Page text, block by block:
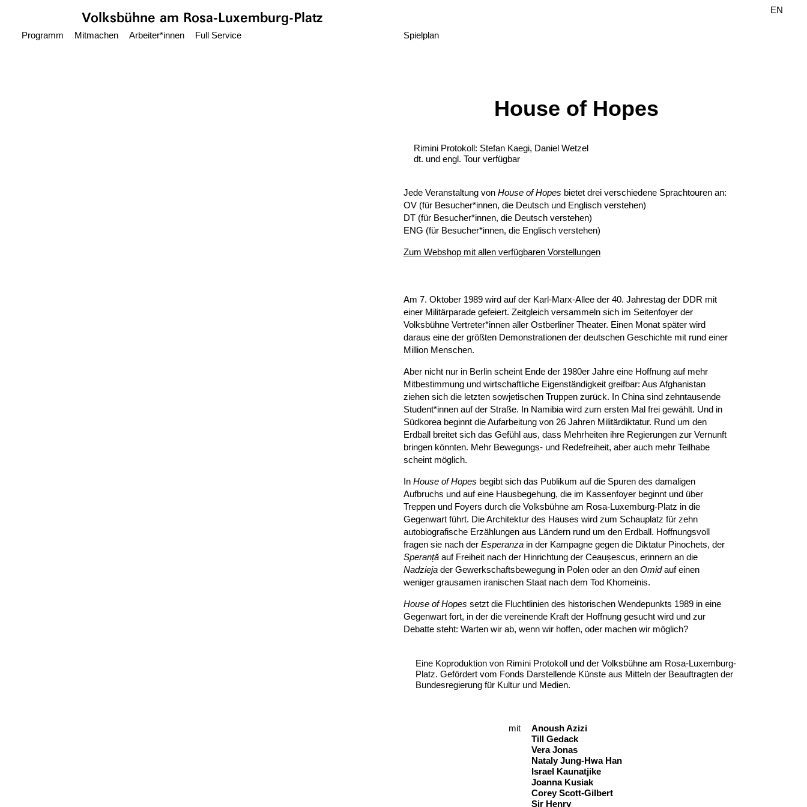
Volksbühne am Rosa-Luxemburg-Platz
Programm Mitmachen Arbeiter*innen Full Service Spielplan
DE
EN
House of Hopes
Rimini Protokoll: Stefan Kaegi, Daniel Wetzel
dt. und engl. Tour verfügbar
Jede Veranstaltung von House of Hopes bietet drei verschiedene Sprachtouren an:
OV (für Besucher*innen, die Deutsch und Englisch verstehen)
DT (für Besucher*innen, die Deutsch verstehen)
ENG (für Besucher*innen, die Englisch verstehen)
Zum Webshop mit allen verfügbaren Vorstellungen
Am 7. Oktober 1989 wird auf der Karl-Marx-Allee der 40. Jahrestag der DDR mit
einer Militärparade gefeiert. Zeitgleich versammeln sich im Seitenfoyer der
Volksbühne Vertreter*innen aller Ostberliner Theater. Einen Monat später wird
daraus eine der größten Demonstrationen der deutschen Geschichte mit rund einer
Million Menschen.
Aber nicht nur in Berlin scheint Ende der 1980er Jahre eine Hoffnung auf mehr
Mitbestimmung und wirtschaftliche Eigenständigkeit greifbar: Aus Afghanistan
ziehen sich die letzten sowjetischen Truppen zurück. In China sind zehntausende
Student*innen auf der Straße. In Namibia wird zum ersten Mal frei gewählt. Und in
Südkorea beginnt die Aufarbeitung von 26 Jahren Militärdiktatur. Rund um den
Erdball breitet sich das Gefühl aus, dass Mehrheiten ihre Regierungen zur Vernunft
bringen könnten. Mehr Bewegungs- und Redefreiheit, aber auch mehr Teilhabe
scheint möglich.
In House of Hopes begibt sich das Publikum auf die Spuren des damaligen
Aufbruchs und auf eine Hausbegehung, die im Kassenfoyer beginnt und über
Treppen und Foyers durch die Volksbühne am Rosa-Luxemburg-Platz in die
Gegenwart führt. Die Architektur des Hauses wird zum Schauplatz für zehn
autobiografische Erzählungen aus Ländern rund um den Erdball. Hoffnungsvoll
fragen sie nach der Esperanza in der Kampagne gegen die Diktatur Pinochets, der
Speranță auf Freiheit nach der Hinrichtung der Ceaușescus, erinnern an die
Nadzieja der Gewerkschaftsbewegung in Polen oder an den Omidauf einen
weniger grausamen iranischen Staat nach dem Tod Khomeinis.
House of Hopes setzt die Fluchtlinien des historischen Wendepunkts 1989 in eine
Gegenwart fort, in der die vereinende Kraft der Hoffnung gesucht wird und zur
Debatte steht: Warten wir ab, wenn wir hoffen, oder machen wir möglich?
Eine Koproduktion von Rimini Protokoll und der Volksbühne am Rosa-Luxemburg-
Platz. Gefördert vom Fonds Darstellende Künste aus Mitteln der Beauftragten der
Bundesregierung für Kultur und Medien.
Besetzung
mit
Anoush Azizi
Till Gedack
Vera Jonas
Nataly Jung-Hwa Han
Israel Kaunatjike
Joanna Kusiak
Corey Scott-Gilbert
Sir Henry